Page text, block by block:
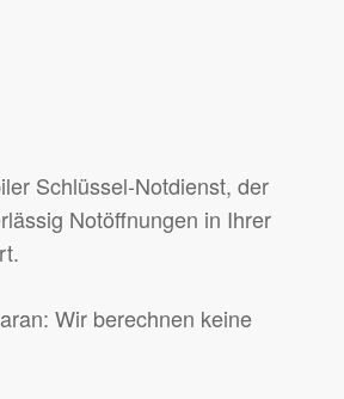
Schlüssel-Notdienst, der
Notöffnungen in Ihrer
Wir berechnen keine